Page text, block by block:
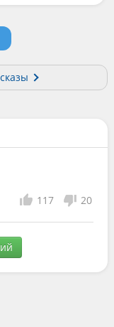
117
20